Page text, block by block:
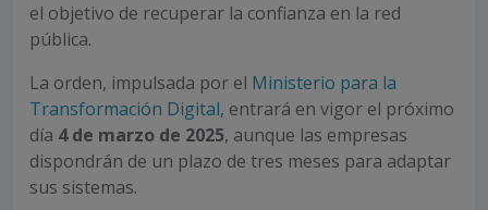
el objetivo de recuperar la confianza en la red
pública.
La orden, impulsada por el Ministerio para la
Transformación Digital, entrará en vigor el próximo
día 4 de marzo de 2025, aunque las empresas
dispondrán de un plazo de tres meses para adaptar
sus sistemas.